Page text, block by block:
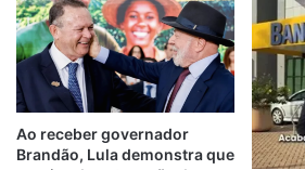
profundo pesar pelo
do jornalista Luís Cardoso.
Cardoso já foi diretor de
Casa. Atuou em
comunicação, sendo
Ao receber governador
Brandão, Lula demonstra que